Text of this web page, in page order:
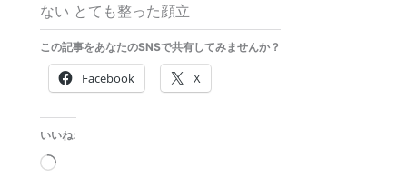
ない とても整った顔立
この記事をあなたのSNSで共有してみませんか？
Facebook X
いいね:
読
せ
時